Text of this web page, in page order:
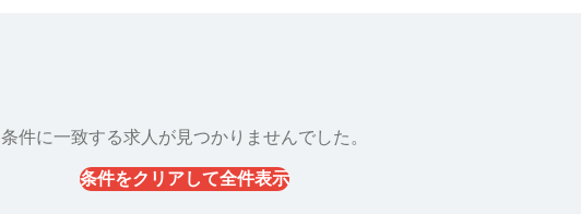
条件に一致する求人が見つかりませんでした。
条件をクリアして全件表示